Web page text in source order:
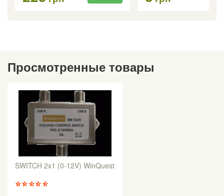
Просмотренные товары
SWITCH 2x1 (0-12V) WinQuest